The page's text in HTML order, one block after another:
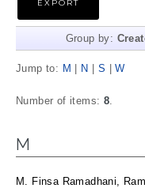
Group by:
Jump to: M N S |W
Number of items: 8.
M
M. Finsa Ramadhani,